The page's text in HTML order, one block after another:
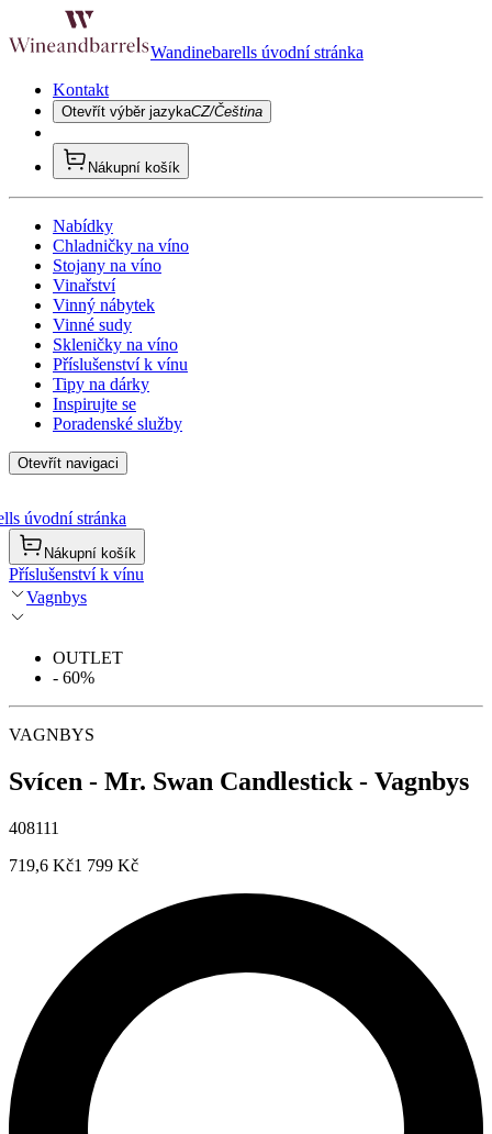
Wandinebarells úvodní stránka
Kontakt
Otevřít výběr jazykaCZ/Čeština
Nákupní košík
Nabídky
Chladničky na víno
Stojany na víno
Vinařství
Vinný nábytek
Vinné sudy
Skleničky na víno
Příslušenství k vínu
Tipy na dárky
Inspirujte se
Poradenské služby
Otevřít navigaci
úvodní stránka
Nákupní košík
Příslušenství k vínu
Vagnbys
OUTLET
- 60%
VAGNBYS
Svícen - Mr. Swan Candlestick - Vagnbys
408111
719,6 Kč1 799 Kč